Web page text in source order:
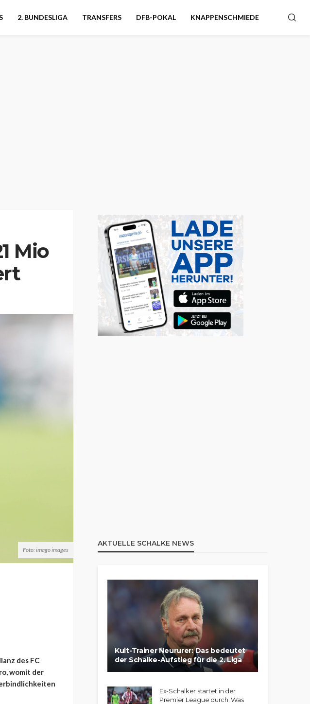
2. BUNDESLIGA TRANSFERS DFB-POKAL KNAPPENSCHMIEDE
Mio
Foto: imago images
des FC
womit der
AKTUELLE SCHALKE NEWS
Kult-Trainer Neururer: Das bedeutet
der Schalke-Aufstieg für die 2. Liga
Ex-Schalker startet in der
Premier League durch: Was